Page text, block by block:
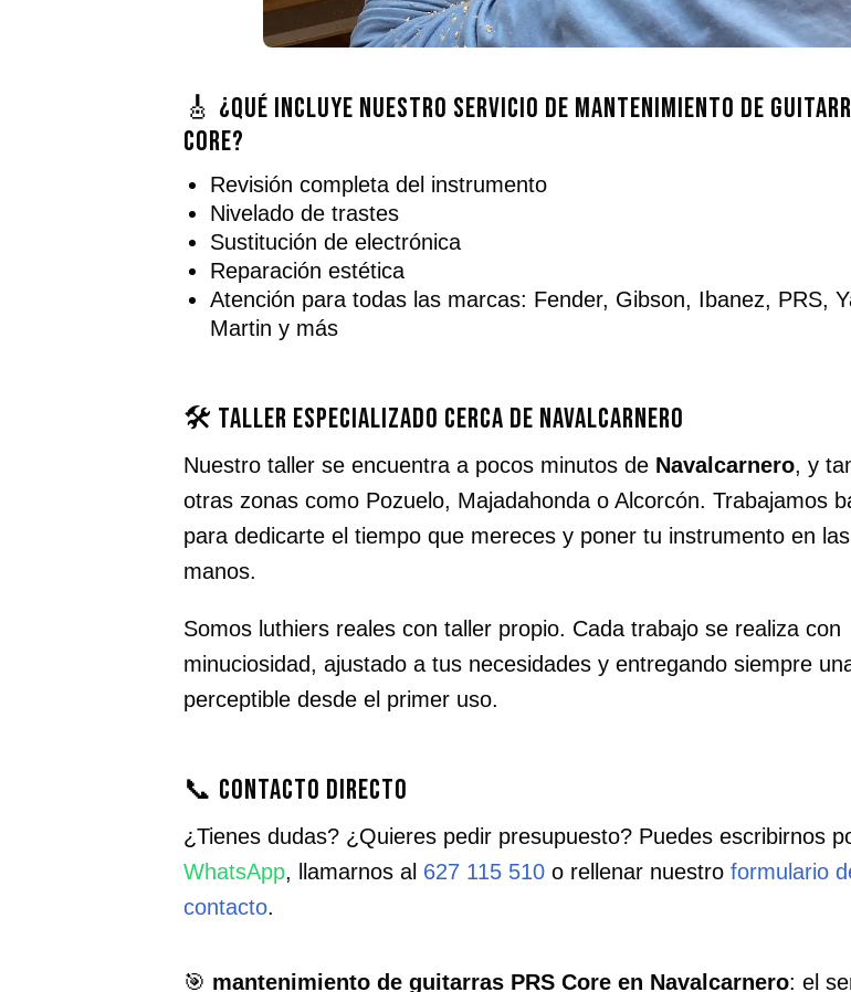
🎸 ¿Qué incluye nuestro servicio de mantenimiento de
Core?
Revisión completa del instrumento
Nivelado de trastes
Sustitución de electrónica
Reparación estética
Atención para todas las marcas: Fender, Gibson, Ibanez, PRS,
Martin y más
🛠️ Taller especializado cerca de Navalcarnero
Nuestro taller se encuentra a pocos minutos de Navalcarnero, y
otras zonas como Pozuelo, Majadahonda o Alcorcón. Trabajamos
para dedicarte el tiempo que mereces y poner tu instrumento en
manos.
Somos luthiers reales con taller propio. Cada trabajo se realiza con
minuciosidad, ajustado a tus necesidades y entregando siempre
perceptible desde el primer uso.
📞 Contacto directo
¿Tienes dudas? ¿Quieres pedir presupuesto? Puedes escribirnos
WhatsApp, llamarnos al 627 115 510 o rellenar nuestroformulario
contacto.
🎯 mantenimiento de guitarras PRS Core en Navalcarnero: el